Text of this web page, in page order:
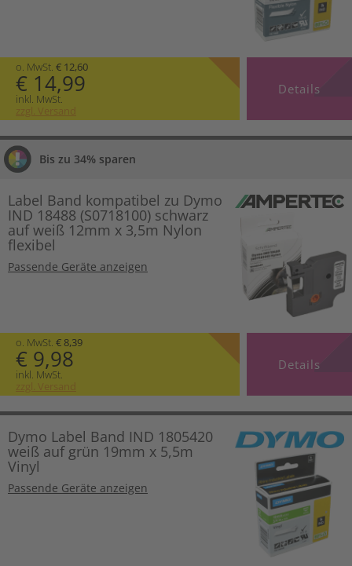
o. MwSt. € 12,60
€ 14,99
inkl. MwSt.
zzgl. Versand
Details
Bis zu 34% sparen
Label Band kompatibel zu Dymo
IND 18488 (S0718100) schwarz
auf weiß 12mm x 3,5m Nylon
flexibel
Passende Geräte anzeigen
o. MwSt. € 8,39
€ 9,98
inkl. MwSt.
zzgl. Versand
Details
Dymo Label Band IND 1805420
weiß auf grün 19mm x 5,5m
Vinyl
Passende Geräte anzeigen